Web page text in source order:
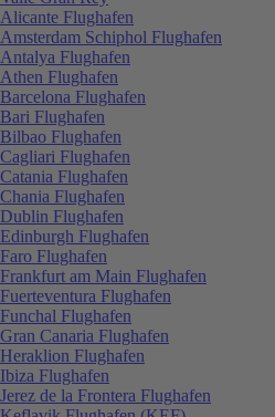
Alicante Flughafen
Amsterdam Schiphol Flughafen
Antalya Flughafen
Athen Flughafen
Barcelona Flughafen
Bari Flughafen
Bilbao Flughafen
Cagliari Flughafen
Catania Flughafen
Chania Flughafen
Dublin Flughafen
Edinburgh Flughafen
Faro Flughafen
Frankfurt am Main Flughafen
Fuerteventura Flughafen
Funchal Flughafen
Gran Canaria Flughafen
Heraklion Flughafen
Ibiza Flughafen
Jerez de la Frontera Flughafen